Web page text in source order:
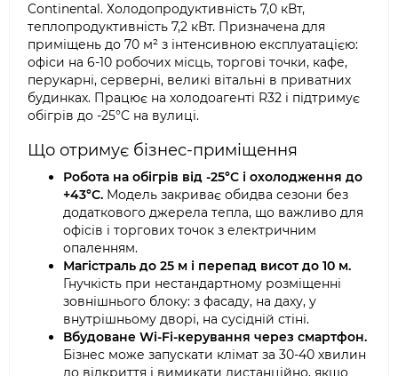
Continental. Холодопродуктивність 7,0 кВт,
теплопродуктивність 7,2 кВт. Призначена для
приміщень до 70 м² з інтенсивною експлуатацією:
офіси на 6-10 робочих місць, торгові точки, кафе,
перукарні, серверні, великі вітальні в приватних
будинках. Працює на холодоагенті R32 і підтримує
обігрів до -25°C на вулиці.
Що отримує бізнес-приміщення
Робота на обігрів від -25°C і охолодження до
+43°C. Модель закриває обидва сезони без
додаткового джерела тепла, що важливо для
офісів і торгових точок з електричним
опаленням.
Магістраль до 25 м і перепад висот до 10 м.
Гнучкість при нестандартному розміщенні
зовнішнього блоку: з фасаду, на даху, у
внутрішньому дворі, на сусідній стіні.
Вбудоване Wi-Fi-керування через смартфон.
Бізнес може запускати клімат за 30-40 хвилин
до відкриття і вимикати дистанційно, якщо